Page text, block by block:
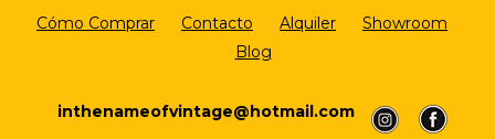
Cómo Comprar Contacto Alquiler
Showroom
Blog
inthenameofvintage@hotmail.com
a
a